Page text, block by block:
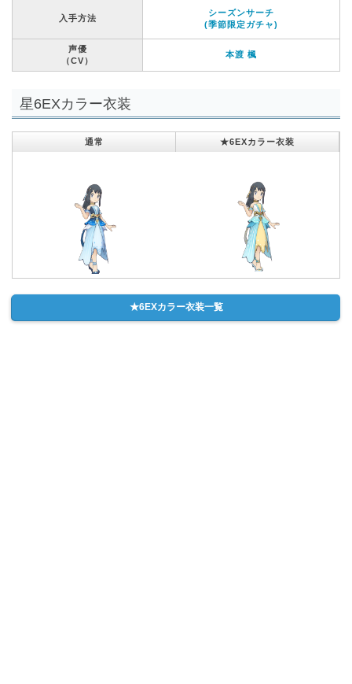
入手方法
シーズンサーチ
(季節限定ガチャ)
声優
（CV）
本渡 楓
星6EXカラー衣装
通常 ★6EXカラー衣装
★6EXカラー衣装一覧